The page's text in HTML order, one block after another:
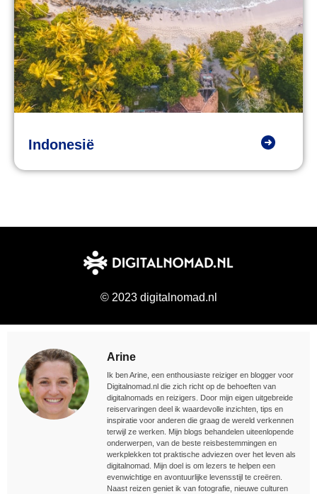
Indonesië
© 2023 digitalnomad.nl
Arine
Ik ben Arine, een enthousiaste reiziger en blogger voor
Digitalnomad.nl die zich richt op de behoeften van
digitalnomads en reizigers. Door mijn eigen uitgebreide
reiservaringen deel ik waardevolle inzichten, tips en
inspiratie voor anderen die graag de wereld verkennen
terwijl ze werken. Mijn blogs behandelen uiteenlopende
onderwerpen, van de beste reisbestemmingen en
werkplekken tot praktische adviezen over het leven als
digitalnomad. Mijn doel is om lezers te helpen een
evenwichtige en avontuurlijke levensstijl te creëren.
Naast reizen geniet ik van fotografie, nieuwe culturen